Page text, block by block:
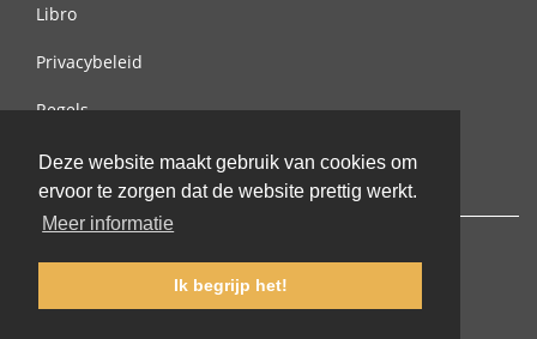
Deze website maakt gebruik van cookies om
ervoor te zorgen dat de website prettig werkt.
Meer informatie
Ik begrijp het!
Libro
Privacybeleid
Regels
Contact met ons opnemen
© 2002-2026 lernu.net |Impressum